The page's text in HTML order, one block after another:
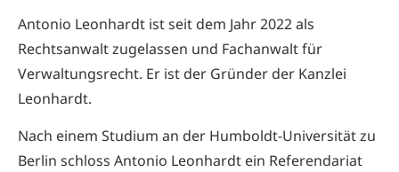
Antonio Leonhardt ist seit dem Jahr 2022 als
Rechtsanwalt zugelassen und Fachanwalt für
Verwaltungsrecht. Er ist der Gründer der Kanzlei
Leonhardt.
Nach einem Studium an der Humboldt-Universität zu
Berlin schloss Antonio Leonhardt ein Referendariat